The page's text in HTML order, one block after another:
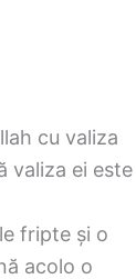
cu valiza
valiza ei este
fripte și o
acolo o